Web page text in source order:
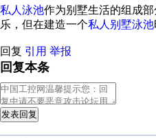
私人泳池作为别墅生活的组成
乐，但在建造一个私人别墅泳池
回复 引用 举报
回复本条
发表回复